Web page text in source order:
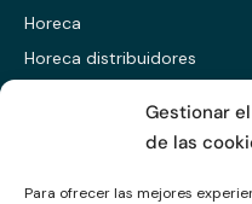
Gestionar
de las
Para ofrecer las mejores
Horeca
Horeca distribuidores